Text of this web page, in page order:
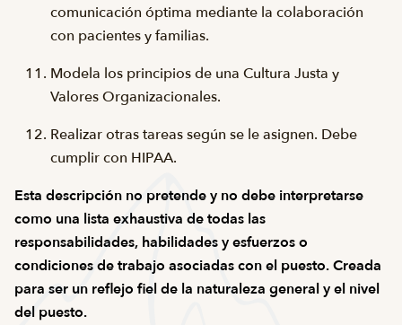
comunicación óptima mediante la colaboración
con pacientes y familias.
Modela los principios de una Cultura Justa y
Valores Organizacionales.
Realizar otras tareas según se le asignen. Debe
cumplir con HIPAA.
Esta descripción no pretende y no debe interpretarse
como una lista exhaustiva de todas las
responsabilidades, habilidades y esfuerzos o
condiciones de trabajo asociadas con el puesto. Creada
para ser un reflejo fiel de la naturaleza general y el nivel
del puesto.